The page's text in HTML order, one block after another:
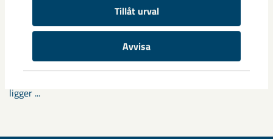
Tillåt urval
Avvisa
Fokus på östra Malmberget i
samhällsomvandlingen
Samhällsomvandlingen i Gällivare har pågått i snart tio år
ligger ...